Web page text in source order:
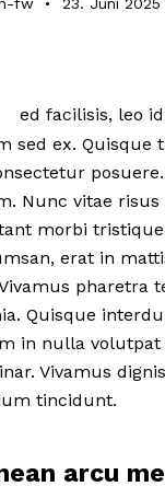
ed facilisis, leo
sed ex.
Nunc vitae
morbi
erat in
pharetra
Quisque
in nulla
Vivamus
tincidunt.
arcu